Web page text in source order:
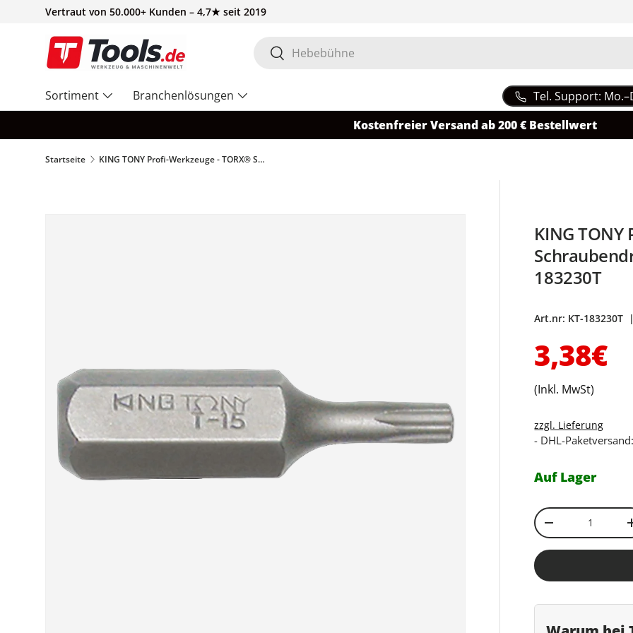
Vertraut von 50.000+ Kunden – 4,7★ seit 2019
Suchen
Suchen
Sortiment Branchenlösungen Tel. Support:
Kostenfreier Versand ab 200 € Bestellwert
Startseite KING TONY Profi-Werkzeuge - TORX® Schraubendreher-Einsatz Bit, kurz - T30 183230T
KING
183230T
Art.nr: KT-183230T |
3,38€
(Inkl. MwSt)
zzgl. Lieferung
- DHL-
Auf Lager
Anzahl
Menge